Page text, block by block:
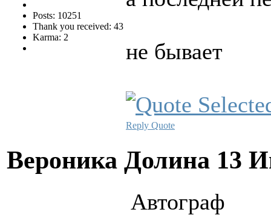
Posts: 10251
Thank you received: 43
Karma: 2
не бывает
Reply Quote
Вероника Долина 13
Автогpаф